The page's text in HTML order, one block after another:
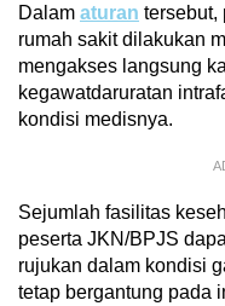
Dalam aturan tersebut,
rumah sakit dilakukan
mengakses langsung
kegawatdaruratan
kondisi medisnya.
Sejumlah fasilitas
peserta JKN/BPJS
rujukan dalam kondisi
tetap bergantung pada